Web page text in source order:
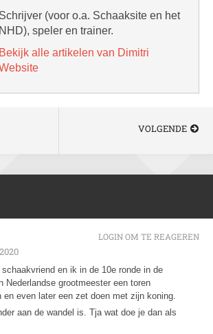
Schrijver (voor o.a. Schaaksite en het
NHD), speler en trainer.
Bekijk alle artikelen van Dimitri
VOLGENDE
en ik in de 10e ronde in de
Nederlandse grootmeester een toren
en even later een zet doen met zijn koning.
aan de wandel is. Tja wat doe je dan als
LOGIN OM TE REAGEREN